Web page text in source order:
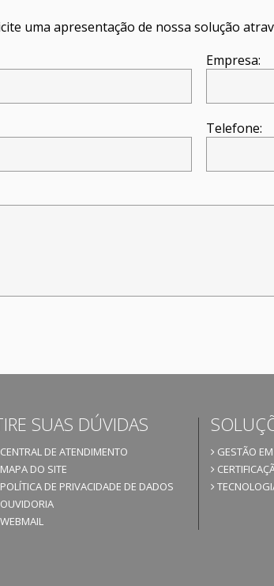
uma apresentação de nossa solução
Empresa:
Telefone:
SUAS DÚVIDAS
CENTRAL DE ATENDIMENTO
MAPA DO SITE
POLÍTICA DE PRIVACIDADE DE DADOS
OUVIDORIA
WEBMAIL
GESTÃO